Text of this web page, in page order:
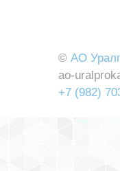
© АО
ao-
+7 (982)